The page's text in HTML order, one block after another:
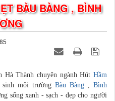
BÀU BÀNG , BÌNH
Thành chuyên ngành Hút Hầm
môi trường Bàu Bàng,Bình
sống xanh - sạch - đẹp cho người